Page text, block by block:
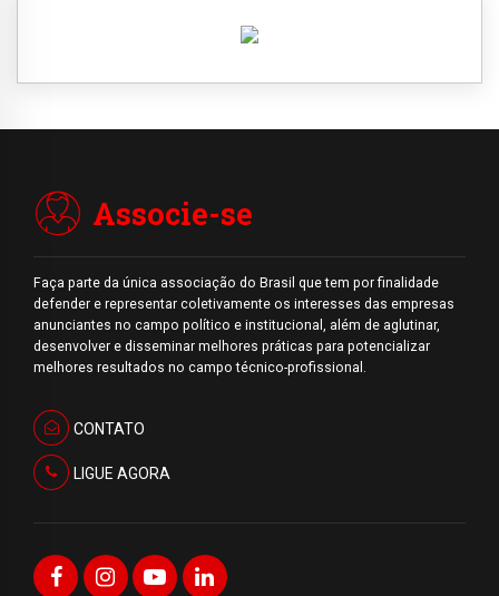
Associe-se
Faça parte da única associação do Brasil que tem por finalidade
defender e representar coletivamente os interesses das empresas
anunciantes no campo político e institucional, além de aglutinar,
desenvolver e disseminar melhores práticas para potencializar
melhores resultados no campo técnico-profissional.
CONTATO
LIGUE AGORA